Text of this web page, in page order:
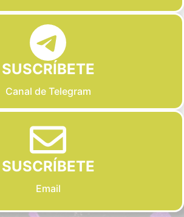
SUSCRÍBETE
Canal de Telegram
SUSCRÍBETE
Email